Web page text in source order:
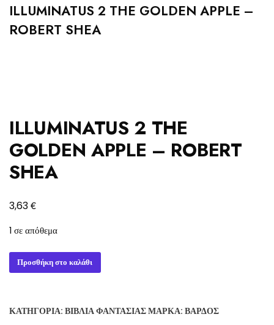
ILLUMINATUS 2 THE GOLDEN APPLE –
ROBERT SHEA
ILLUMINATUS 2 THE
GOLDEN APPLE – ROBERT
SHEA
3,63€
1 σε απόθεμα
ILLUMINATUS
2
APPLE
Προσθήκη στο καλάθι
ΚΑΤΗΓΟΡΊΑ: ΒΙΒΛΊΑ ΦΑΝΤΑΣΊΑΣΜΆΡΚΑ: ΒΆΡΔΟΣ